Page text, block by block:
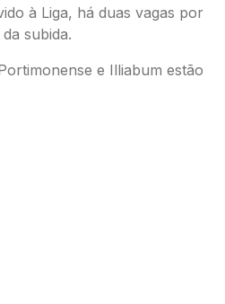
à Liga, há duas vagas por
subida.
e Illiabum estão